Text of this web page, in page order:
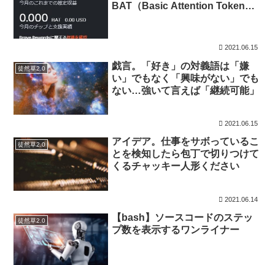
BAT（Basic Attention Token）
2021.06.15
徒然草2.0
戯言。「好き」の対義語は「嫌
い」でもなく「興味がない」でも
ない…強いて言えば「継続可能」
2021.06.15
徒然草2.0
アイデア。仕事をサボっているこ
とを検知したら包丁で切りつけて
くるチャッキー人形ください
2021.06.14
徒然草2.0
【bash】ソースコードのステッ
プ数を表示するワンライナー